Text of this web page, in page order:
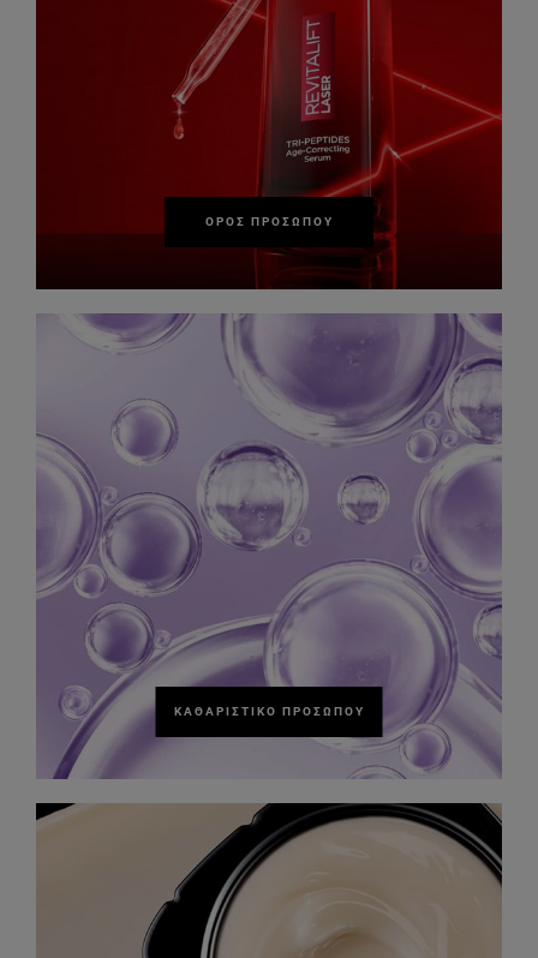
ΟΡΌΣ ΠΡΟΣΏΠΟΥ
ΚΑΘΑΡΙΣΤΙΚΌ ΠΡΟΣΏΠΟΥ